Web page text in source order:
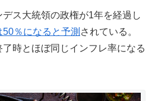
ス大統領の政権が1年を経過し
％になると予測 されている。
時とほぼ同じインフレ率になる